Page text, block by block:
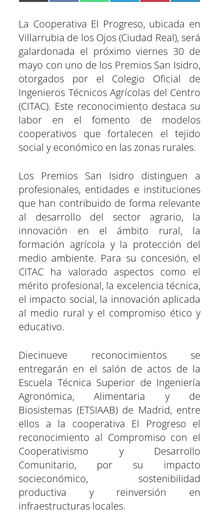
o
p
a
r
t
i
r
e
n
(
w
i
t
t
e
)
o
p
a
r
t
i
r
e
a
e
b
o
o
k
o
p
a
r
t
i
r
e
n
h
A
p
p
o
p
a
r
t
i
r
e
n
e
e
g
r
a
m
o
p
a
r
t
i
r
e
n
i
t
e
r
e
s
t
o
p
a
r
t
i
r
e
n
i
k
e
d
I
n
La Cooperativa El Progreso, ubicada en
Villarrubia de los Ojos (Ciudad Real), será
galardonada el próximo viernes 30 de
mayo con uno de los Premios San Isidro,
otorgados por el Colegio Oficial de
Ingenieros Técnicos Agrícolas del Centro
(CITAC). Este reconocimiento destaca su
labor en el fomento de modelos
cooperativos que fortalecen el tejido
social y económico en las zonas rurales.
Los Premios San Isidro distinguen a
profesionales, entidades e instituciones
que han contribuido de forma relevante
al desarrollo del sector agrario, la
innovación en el ámbito rural, la
formación agrícola y la protección del
medio ambiente. Para su concesión, el
CITAC ha valorado aspectos como el
mérito profesional, la excelencia técnica,
el impacto social, la innovación aplicada
al medio rural y el compromiso ético y
educativo.
Diecinueve reconocimientos se
entregarán en el salón de actos de la
Escuela Técnica Superior de Ingeniería
Agronómica, Alimentaria y de
Biosistemas (ETSIAAB) de Madrid, entre
ellos a la cooperativa El Progreso el
reconocimiento al Compromiso con el
Cooperativismo y Desarrollo
Comunitario, por su impacto
socieconómico, sostenibilidad
productiva y reinversión en
infraestructuras locales.